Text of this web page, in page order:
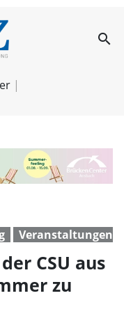
search
Veranstaltungen
CSU aus
zu